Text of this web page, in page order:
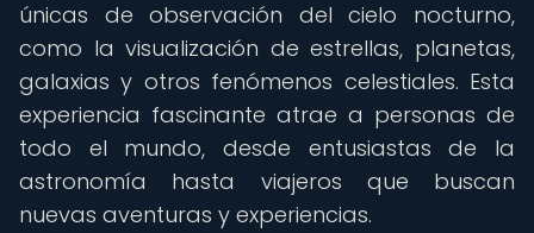
únicas de observación del cielo nocturno,
como la visualización de estrellas, planetas,
galaxias y otros fenómenos celestiales. Esta
experiencia fascinante atrae a personas de
todo el mundo, desde entusiastas de la
astronomía hasta viajeros que buscan
nuevas aventuras y experiencias.